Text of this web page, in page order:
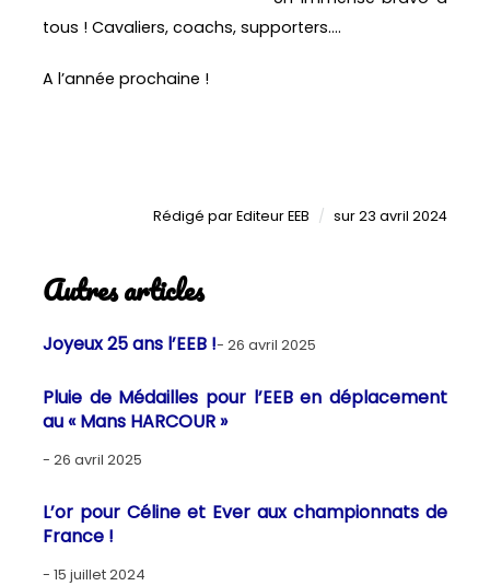
tous ! Cavaliers, coachs, supporters….
A l’année prochaine !
RédigéparEditeur EEB surPublié
23 avril 2024
Autres articles
Joyeux 25 ans l’EEB ! 26 avril 2025
Pluie de Médailles pour l’EEB en déplacement
au « Mans HARCOUR »
26 avril 2025
L’or pour Céline et Ever aux championnats de
France !
15 juillet 2024